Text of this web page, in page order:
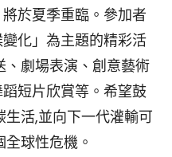
將於夏季重臨。參加者
化」為主題的精彩活
劇場表演、創意藝術
短片欣賞等。希望鼓
活,並向下一代灌輸可
球性危機。